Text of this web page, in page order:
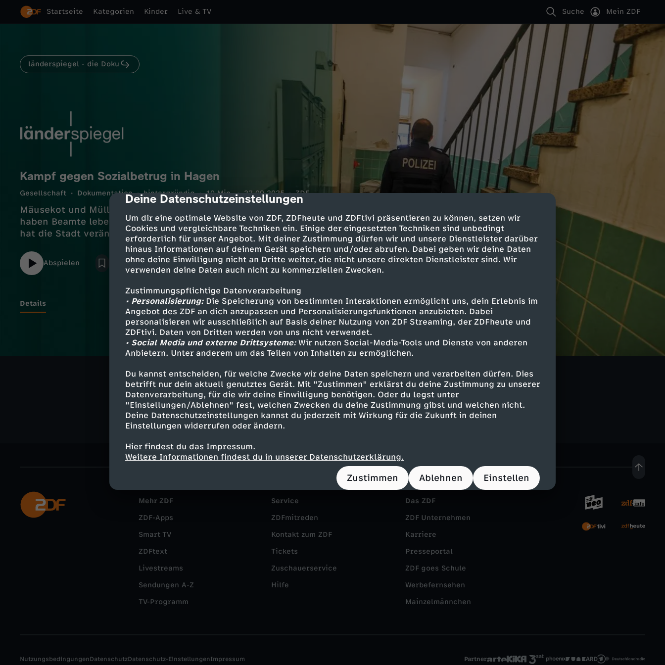
cmp-dialog-description
Deine Datenschutzeinstellungen
Um dir eine optimale Website von ZDF, ZDFheute und ZDFtivi präsentieren zu können, setzen wir
Cookies und vergleichbare Techniken ein. Einige der eingesetzten Techniken sind unbedingt
erforderlich für unser Angebot. Mit deiner Zustimmung dürfen wir und unsere Dienstleister darüber
hinaus Informationen auf deinem Gerät speichern und/oder abrufen. Dabei geben wir deine Daten
ohne deine Einwilligung nicht an Dritte weiter, die nicht unsere direkten Dienstleister sind. Wir
verwenden deine Daten auch nicht zu kommerziellen Zwecken.
Zustimmungspflichtige Datenverarbeitung
• Personalisierung:Die Speicherung von bestimmten Interaktionen ermöglicht uns, dein Erlebnis im
Angebot des ZDF an dich anzupassen und Personalisierungsfunktionen anzubieten. Dabei
personalisieren wir ausschließlich auf Basis deiner Nutzung von ZDF Streaming, der ZDFheute und
ZDFtivi. Daten von Dritten werden von uns nicht verwendet.
• Social Media und externe Drittsysteme:Wir nutzen Social-Media-Tools und Dienste von anderen
Anbietern. Unter anderem um das Teilen von Inhalten zu ermöglichen.
Du kannst entscheiden, für welche Zwecke wir deine Daten speichern und verarbeiten dürfen. Dies
betrifft nur dein aktuell genutztes Gerät. Mit "Zustimmen" erklärst du deine Zustimmung zu unserer
Datenverarbeitung, für die wir deine Einwilligung benötigen. Oder du legst unter
"Einstellungen/Ablehnen" fest, welchen Zwecken du deine Zustimmung gibst und welchen nicht.
Deine Datenschutzeinstellungen kannst du jederzeit mit Wirkung für die Zukunft in deinen
Einstellungen widerrufen oder ändern.
Hier findest du das Impressum.
Weitere Informationen findest du in unserer Datenschutzerklärung.
Zustimmen Ablehnen Einstellen
Startseite Kategorien Kinder Live & TV Suche Mein ZDF
länderspiegel - die Doku
Kampf gegen Sozialbetrug in Hagen
Gesellschaft Dokumentation hintergründig 10 Min. 27.09.2025 ZDF
Mäusekot und Müll – bei den Kontrollen von Schrottimmobilien in Hagen
haben Beamte lebensgefährliche Mängel entdeckt. Die Armutsmigration
hat die Stadt verändert. Viele Hagener fühlen sich nicht mehr wohl.
Abspielen
Details
Ähnliche Inhalte entdecken
Gesellschaft Dokumentation
hintergründig
länderspiegel - die Doku
länderspiegel
Mehr ZDF
ZDF-Apps
Smart TV
ZDFtext
Livestreams
Sendungen A-Z
TV-Programm
Service
ZDFmitreden
Kontakt zum ZDF
Tickets
Zuschauerservice
Hilfe
Das ZDF
ZDF Unternehmen
Karriere
Presseportal
ZDF goes Schule
Werbefernsehen
Mainzelmännchen
Partner
NutzungsbedingungenDatenschutzDatenschutz-EinstellungenImpressum